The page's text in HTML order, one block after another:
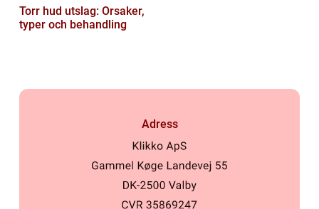
Torr hud utslag: Orsaker,
typer och behandling
Adress